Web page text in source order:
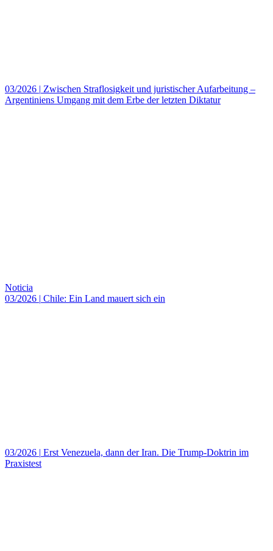
03/2026 | Zwischen Straflosigkeit und juristischer Aufarbeitung –
Argentiniens Umgang mit dem Erbe der letzten Diktatur
Noticia
03/2026 | Chile: Ein Land mauert sich ein
03/2026 | Erst Venezuela, dann der Iran. Die Trump-Doktrin im
Praxistest